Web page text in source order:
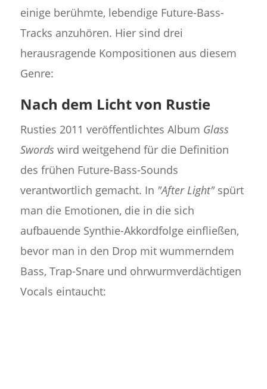
einige berühmte, lebendige Future-Bass-
Tracks anzuhören. Hier sind drei
herausragende Kompositionen aus diesem
Genre:
Nach dem Licht von Rustie
Rusties 2011 veröffentlichtes Album Glass
Swords wird weitgehend für die Definition
des frühen Future-Bass-Sounds
verantwortlich gemacht. In "After Light"spürt
man die Emotionen, die in die sich
aufbauende Synthie-Akkordfolge einfließen,
bevor man in den Drop mit wummerndem
Bass, Trap-Snare und ohrwurmverdächtigen
Vocals eintaucht: